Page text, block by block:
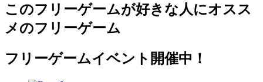
このフリーゲームが好きな人にオスス
メのフリーゲーム
フリーゲームイベント開催中！